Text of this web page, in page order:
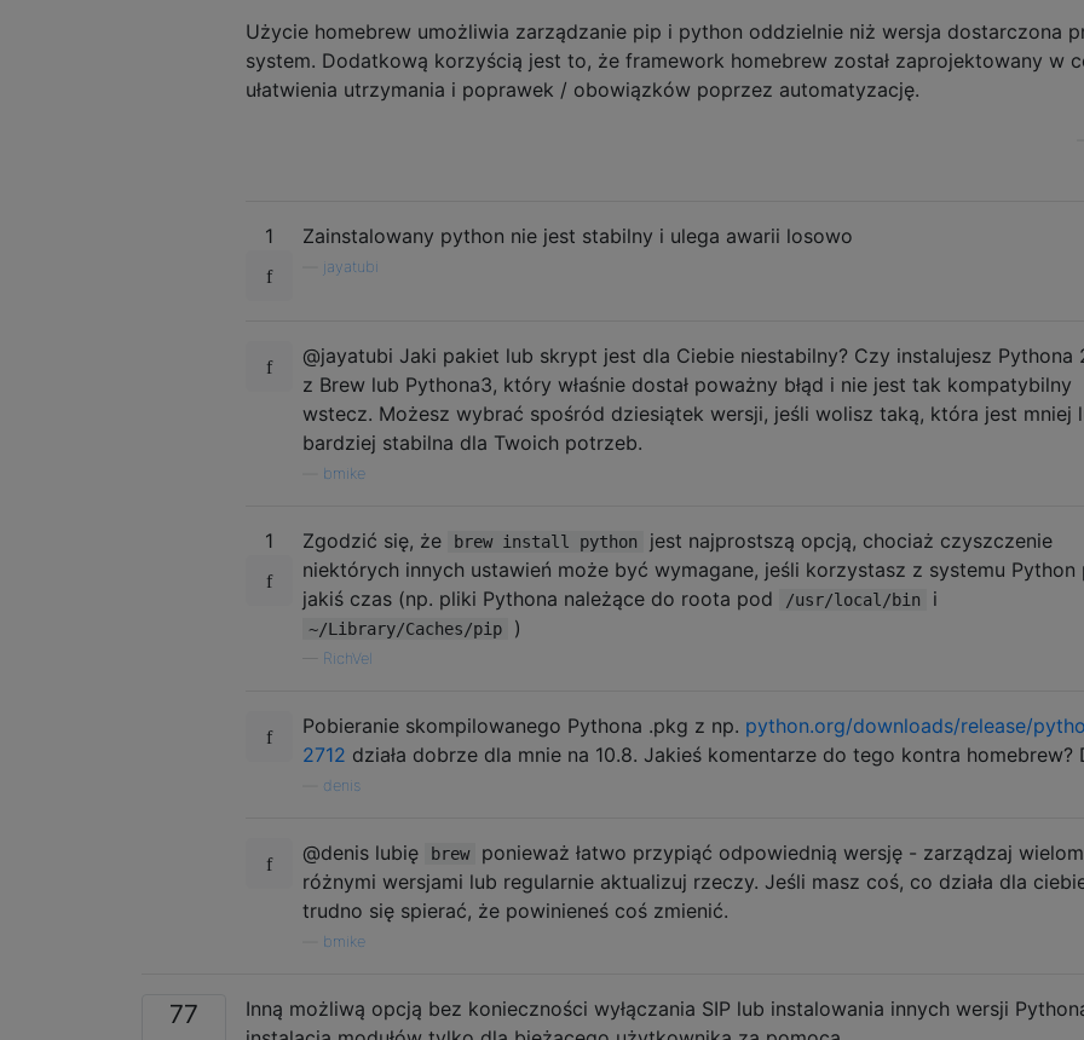
Użycie homebrew umożliwia zarządzanie pip i python oddzielnie niż wersja dostarczona
system. Dodatkową korzyścią jest to, że framework homebrew został zaprojektowany w
ułatwienia utrzymania i poprawek / obowiązków poprzez automatyzację.
1 Zainstalowany python nie jest stabilny i ulega awarii losowo
jayatubi
@jayatubi Jaki pakiet lub skrypt jest dla Ciebie niestabilny? Czy instalujesz Pythona
z Brew lub Pythona3, który właśnie dostał poważny błąd i nie jest tak kompatybilny
wstecz. Możesz wybrać spośród dziesiątek wersji, jeśli wolisz taką, która jest mniej
bardziej stabilna dla Twoich potrzeb.
bmike
1 Zgodzić się, że brew install python
jest najprostszą opcją, chociaż czyszczenie
niektórych innych ustawień może być wymagane, jeśli korzystasz z systemu Python
jakiś czas (np. pliki Pythona należące do roota pod
/usr/local/bin i
~/Library/Caches/pip )
RichVel
Pobieranie skompilowanego Pythona .pkg z np. python.org/downloads/release/
2712 działa dobrze dla mnie na 10.8. Jakieś komentarze do tego kontra homebrew?
denis
@denis lubię brew
ponieważ łatwo przypiąć odpowiednią wersję - zarządzaj
różnymi wersjami lub regularnie aktualizuj rzeczy. Jeśli masz coś, co działa dla
trudno się spierać, że powinieneś coś zmienić.
bmike
77
Inną możliwą opcją bez konieczności wyłączania SIP lub instalowania innych wersji